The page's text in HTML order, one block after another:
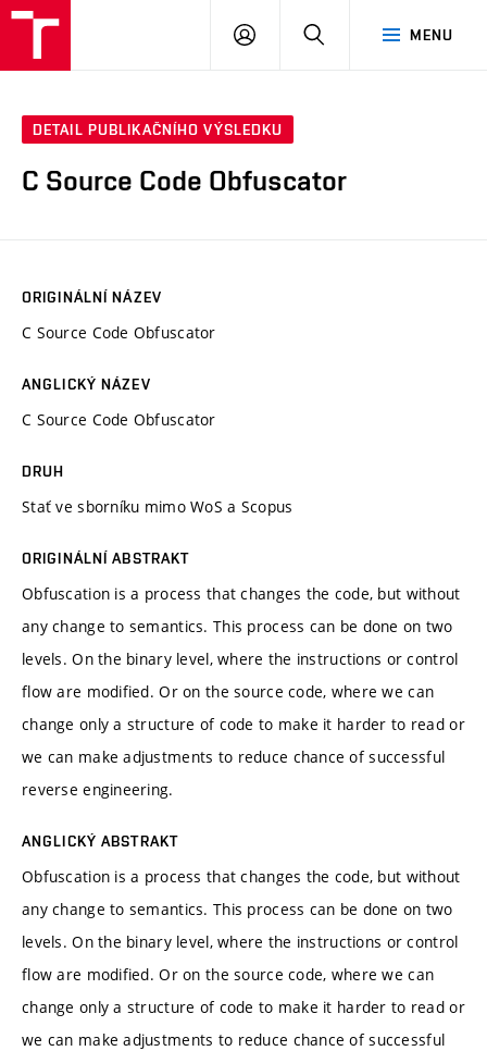
MENU
PŘIHLÁSIT
DETAIL PUBLIKAČNÍHO VÝSLEDKU
C Source Code Obfuscator
ORIGINÁLNÍ NÁZEV
C Source Code Obfuscator
ANGLICKÝ NÁZEV
C Source Code Obfuscator
DRUH
Stať ve sborníku mimo WoS a Scopus
ORIGINÁLNÍ ABSTRAKT
Obfuscation is a process that changes the code, but without
any change to semantics. This process can be done on two
levels. On the binary level, where the instructions or control
flow are modified. Or on the source code, where we can
change only a structure of code to make it harder to read or
we can make adjustments to reduce chance of successful
reverse engineering.
ANGLICKÝ ABSTRAKT
Obfuscation is a process that changes the code, but without
any change to semantics. This process can be done on two
levels. On the binary level, where the instructions or control
flow are modified. Or on the source code, where we can
change only a structure of code to make it harder to read or
we can make adjustments to reduce chance of successful